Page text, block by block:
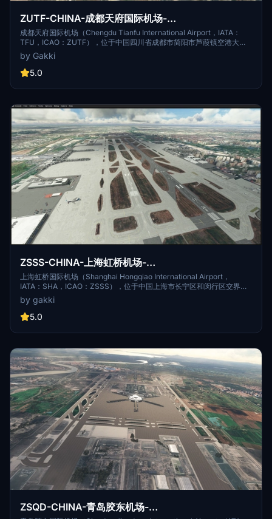
ZUTF-CHINA-成都天府国际机场-
chengdutianfuAirport
成都天府国际机场（Chengdu Tianfu International Airport，IATA：
TFU，ICAO：ZUTF），位于中国四川省成都市简阳市芦葭镇空港大道
（属成都东部新区建设范围），北距成都市中心50千米、西北距成都双
流国际机场50千米、东北距简阳市中心约14.5千米，为4F级国际机场、
国际航空枢纽、成都国际航空枢纽的主枢纽 [1-2]。 2015年9月28日，中
月7日，成都天府国际机场正式开工 [2] ；2020年12月6日，成都天府国
；2021年6月27日，成都天府国际机场正式通航 [46] 。
by Gakki
5.0
ZSSS-CHINA-上海虹桥机场-
shanghaihongqiaoAirport
上海虹桥国际机场（Shanghai Hongqiao International Airport，
IATA：SHA，ICAO：ZSSS），位于中国上海市长宁区和闵行区交界
处，距市中心13千米，为4E级民用国际机场，是中国三大门户复合枢纽
之一、 [1] 国际定期航班机场、对外开放的一类航空口岸和国际航班备降
机场。 [2] 上海虹桥国际机场始建于1921年，于1950年重建；1971年由
启动1号航站楼改造及东交通中心工程。 [3-4] 据2017年9月综合信息显
米， [5] 拥有跑道两条，分别长3400米、3300米； [6] 停机坪约48.6万
平米，共有89个机位。 [2] [6]
by gakki
5.0
ZSQD-CHINA-青岛胶东机场-